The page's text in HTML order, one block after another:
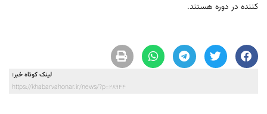
کننده در دوره هستند.
لینک کوتاه خبر:
https://khabarvahonar.ir/news/?p=28944